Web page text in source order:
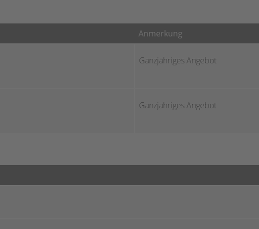
Anmerkung
Ganzjähriges Angebot
Ganzjähriges Angebot